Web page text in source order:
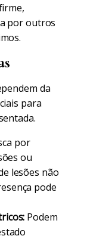
por outros
da
para
por
ou
lesões não
pode
Podem